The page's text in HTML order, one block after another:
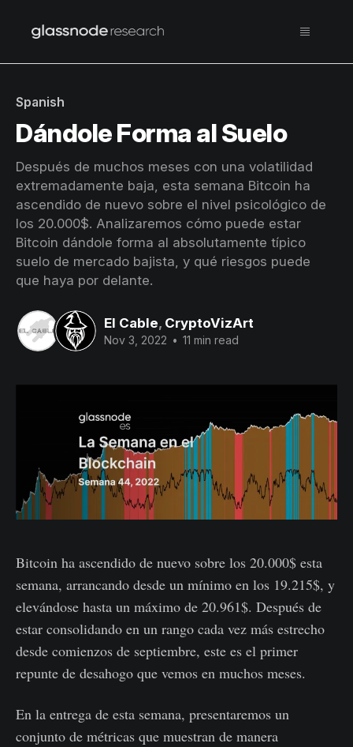
Spanish
Dándole Forma al Suelo
Después de muchos meses con una volatilidad
extremadamente baja, esta semana Bitcoin ha
ascendido de nuevo sobre el nivel psicológico de
los 20.000$. Analizaremos cómo puede estar
Bitcoin dándole forma al absolutamente típico
suelo de mercado bajista, y qué riesgos puede
que haya por delante.
El Cable, CryptoVizArt
Nov 3, 2022 • 11 min read
Bitcoin ha ascendido de nuevo sobre los 20.000$ esta
semana, arrancando desde un mínimo en los 19.215$, y
elevándose hasta un máximo de 20.961$. Después de
estar consolidando en un rango cada vez más estrecho
desde comienzos de septiembre, este es el primer
repunte de desahogo que vemos en muchos meses.
En la entrega de esta semana, presentaremos un
conjunto de métricas que muestran de manera